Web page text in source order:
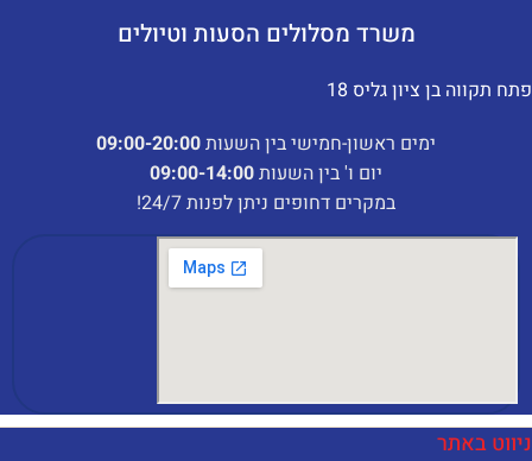
משרד מסלולים הסעות וטיולים
תקווה בן ציון גליס 18
ימים ראשון-חמישי בין השעות
09:00-20:00
יום ו' בין השעות09:00-14:00
במקרים דחופים ניתן לפנות 24/7!
באתר